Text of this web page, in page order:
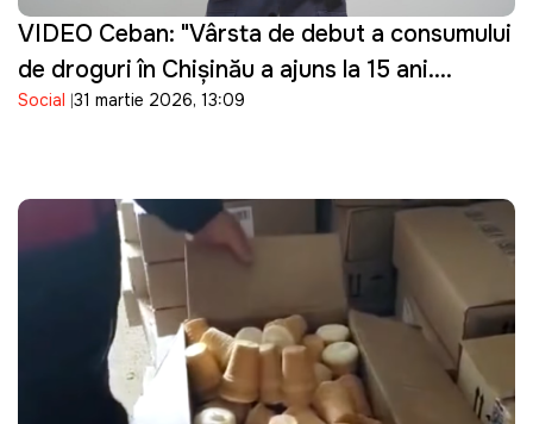
VIDEO Ceban: "Vârsta de debut a consumului
de droguri în Chișinău a ajuns la 15 ani.
Guvernarea cu ce se ocupă?"
Social 31 martie 2026, 13:09